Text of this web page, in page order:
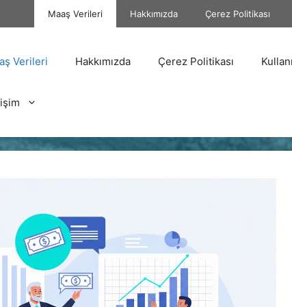
Maaş Verileri Hakkımızda Çerez Politikası
Verileri Hakkımızda Çerez Politikası